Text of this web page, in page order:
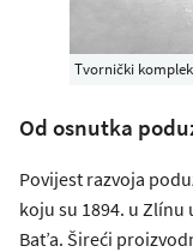
Tvornički
Od osnutka
Povijest razvoja
koju su 1894. u Zlínu
Bat’a. Šireći